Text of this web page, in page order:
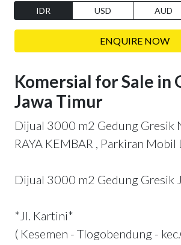
IDR USD AUD
ENQUIRE NOW
Komersial for Sale in
Jawa Timur
Dijual 3000 m2 Gedung Gresik
RAYA KEMBAR , Parkiran Mobil
Dijual 3000 m2 Gedung Gresik
*Jl. Kartini*
( Kesemen - Tlogobendung -